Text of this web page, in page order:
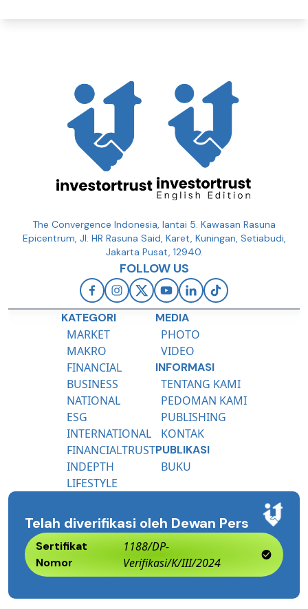
The Convergence Indonesia, lantai 5. Kawasan Rasuna
Epicentrum, Jl. HR Rasuna Said, Karet, Kuningan, Setiabudi,
Jakarta Pusat, 12940.
FOLLOW US
KATEGORI
MARKET
MAKRO
FINANCIAL
BUSINESS
NATIONAL
ESG
INTERNATIONAL
FINANCIALTRUST
INDEPTH
LIFESTYLE
MEDIA
PHOTO
VIDEO
INFORMASI
TENTANG KAMI
PEDOMAN KAMI
PUBLISHING
KONTAK
PUBLIKASI
BUKU
Telah diverifikasi oleh Dewan Pers
Sertifikat
Nomor
1188/DP-
Verifikasi/K/III/2024